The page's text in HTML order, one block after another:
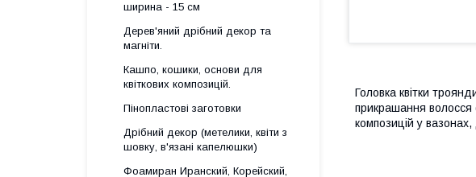
Головка квітки
прикрашання волосся
композицій у
ширина - 15 см
Дерев'яний дрібний декор та
магніти.
Кашпо, кошики, основи для
квіткових композицій.
Пінопластові заготовки
Дрібний декор (метелики, квіти з
шовку, в'язані капелюшки)
Фоамиран Иранский, Корейский,